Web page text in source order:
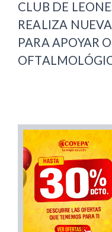
CLUB DE
REALIZA
PARA APOYAR